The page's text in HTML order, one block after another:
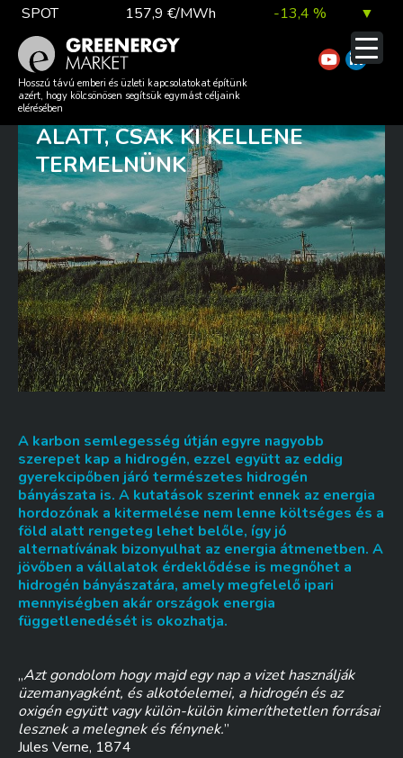
Skip
content
SPOT 157,9 €/MWh -13,4 % ▼
TTF DA 56,1 €/MWh 7,0 % ▲
EUA 81,9 €/t 1,0 % ▲
DAX index 26 140,13 0,1 % ▲
EUR árfolyam 363,03 Ft 0,2 % ▲
Hosszú távú emberi és üzleti kapcsolatokat építünk
azért, hogy kölcsönösen segítsük egymást céljaink
elérésében
RENGETEG TERMÉSZETES
HIDROGÉN VAN A FÖLD
ALATT, CSAK KI KELLENE
TERMELNÜNK
A karbon semlegesség útján egyre nagyobb
szerepet kap a hidrogén, ezzel együtt az eddig
gyerekcipőben járó természetes hidrogén
bányászata is. A kutatások szerint ennek az energia
hordozónak a kitermelése nem lenne költséges és a
föld alatt rengeteg lehet belőle, így jó
alternatívának bizonyulhat az energia átmenetben. A
jövőben a vállalatok érdeklődése is megnőhet a
hidrogén bányászatára, amely megfelelő ipari
mennyiségben akár országok energia
függetlenedését is okozhatja.
„Azt gondolom hogy majd egy nap a vizet használják
üzemanyagként, és alkotóelemei, a hidrogén és az
oxigén együtt vagy külön-külön kimeríthetetlen forrásai
lesznek a melegnek és fénynek.”
Jules Verne, 1874